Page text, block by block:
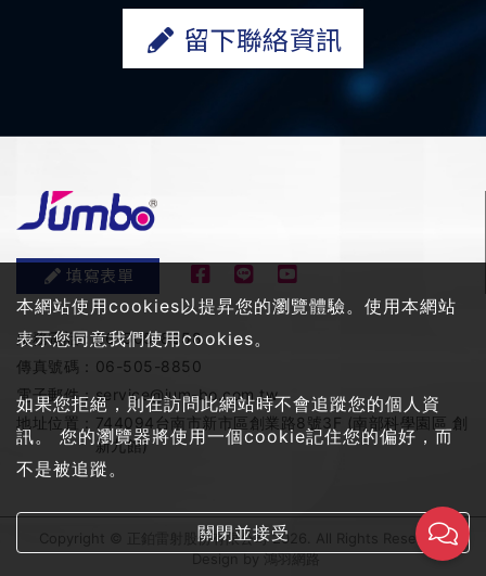
留下聯絡資訊
填寫表單
服務電話：06-505-8858
傳真號碼： 06-505-8850
電子郵件：service@jum-bo.com.tw
地址位置： 744094台南市新市區創業路8號3F (南部科學園區 創
新九館)
Copyright © 正鉑雷射股份有限公司 2026. All Rights Reserved
Design by鴻羽網路
本網站使用cookies以提昇您的瀏覽體驗。使用本網站
表示您同意我們使用cookies。
如果您拒絕，則在訪問此網站時不會追蹤您的個人資
訊。 您的瀏覽器將使用一個cookie記住您的偏好，而
不是被追蹤。
關閉並接受